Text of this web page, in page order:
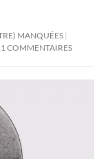
MANQUÉES
COMMENTAIRES